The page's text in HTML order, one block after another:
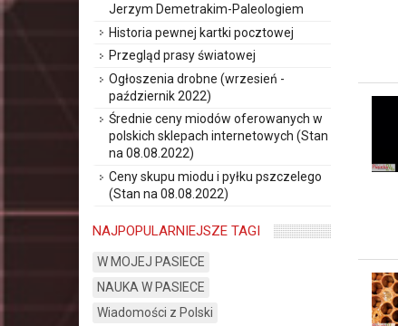
Jerzym Demetrakim-Paleologiem
Historia pewnej kartki pocztowej
Przegląd prasy światowej
Ogłoszenia drobne (wrzesień -
październik 2022)
Średnie ceny miodów oferowanych w
polskich sklepach internetowych (Stan
na 08.08.2022)
Ceny skupu miodu i pyłku pszczelego
(Stan na 08.08.2022)
NAJPOPULARNIEJSZE TAGI
W MOJEJ PASIECE
NAUKA W PASIECE
Wiadomości z Polski